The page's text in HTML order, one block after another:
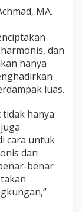
MA.
dan
hanya
luas.
hanya
cara untuk
dan
benar